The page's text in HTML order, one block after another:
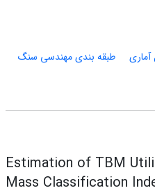
آماری
طبقه بندی مهندسی سنگ
Estimation of TBM
Mass Classification